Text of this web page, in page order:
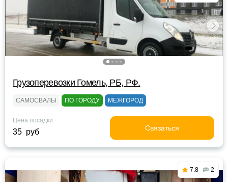
Грузоперевозки Гомель, РБ, РФ.
САМОСВАЛЫ ПО ГОРОДУ МЕЖГОРОД
Цена посадки
35 руб Связаться
7.8 2